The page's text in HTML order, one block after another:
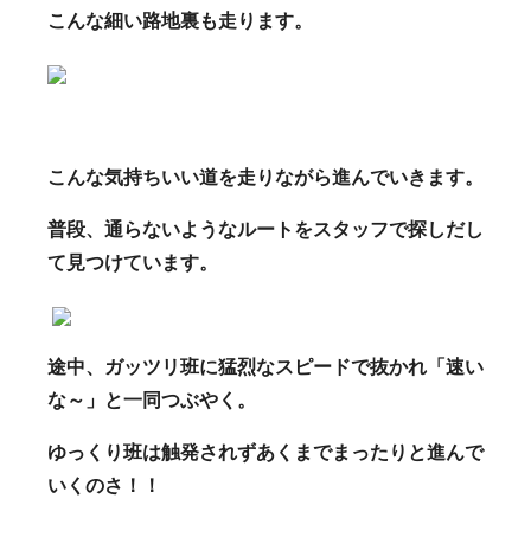
こんな細い路地裏も走ります。
こんな気持ちいい道を走りながら進んでいきます。
普段、通らないようなルートをスタッフで探しだし
て見つけています。
途中、ガッツリ班に猛烈なスピードで抜かれ「速い
な～」と一同つぶやく。
ゆっくり班は触発されずあくまでまったりと進んで
いくのさ！！